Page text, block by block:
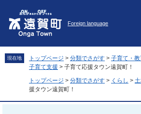
先
頭
を
飛
Foreign language
現在地 トップページ > 分類でさがす > 子育て・
子育て支援 > 子育て応援タウン遠賀町！
トップページ > 分類でさがす > くらし >
援タウン遠賀町！